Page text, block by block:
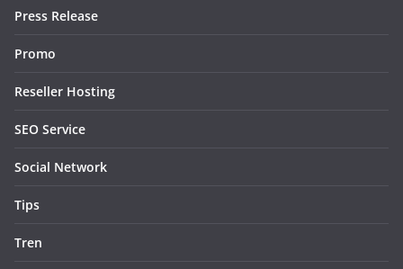
Press Release
Promo
Reseller Hosting
SEO Service
Social Network
Tips
Tren